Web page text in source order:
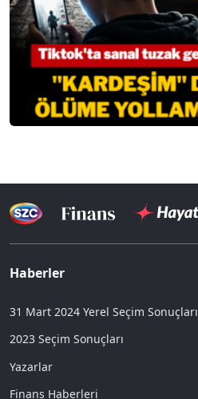
Haberler
31 Mart 2024 Yerel Seçim Sonuçları
2023 Seçim Sonuçları
Yazarlar
Finans Haberleri